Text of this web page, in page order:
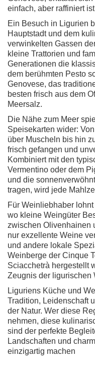
einfach, aber raffiniert
Ein Besuch in Ligurien
Hauptstadt und dem
verwinkelten Gassen
kleine Trattorien und
Generationen die
dem berühmten Pesto
Genovese, das
besten frisch aus dem
Meersalz.
Die Nähe zum Meer
Speisekarten wider:
über Muscheln bis hin
frisch gefangen und
Kombiniert mit den
Vermentino oder dem
und die
tragen, wird jede
Für Weinliebhaber
wo kleine Weingüter
zwischen Olivenhainen
nur exzellente Weine
und andere lokale
Weinberge der Cinque
Sciacchetrà hergestellt
Zeugnis der ligurischen
Liguriens Küche und
Tradition, Leidenschaft
der Natur. Wer diese
nehmen, diese
sind der perfekte
Landschaften und
einzigartig machen